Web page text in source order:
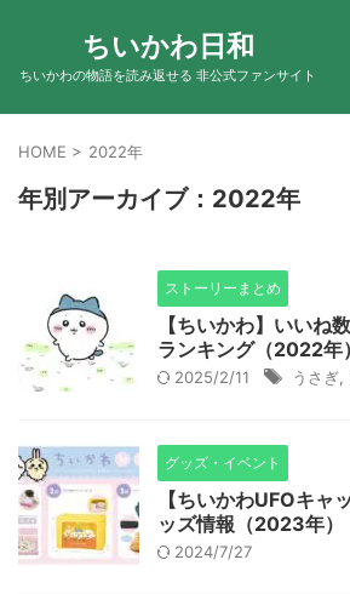
ちいかわ日和
ちいかわの物語を読み返せる 非公式ファンサイト
HOME > 2022年
年別アーカイブ：2022年
ストーリーまとめ
【ちいかわ】いいね
ランキング（2022年
2025/2/11 うさぎ
グッズ・イベント
【ちいかわUFOキャ
ッズ情報（2023年）
2024/7/27